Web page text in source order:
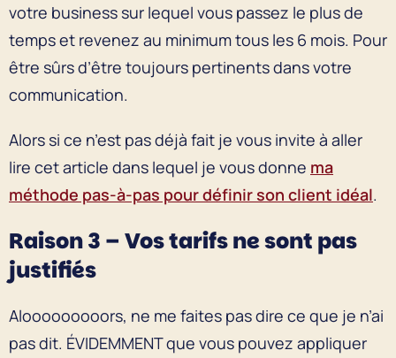
votre business sur lequel vous passez le plus de
temps et revenez au minimum tous les 6 mois. Pour
être sûrs d’être toujours pertinents dans votre
communication.
Alors si ce n’est pas déjà fait je vous invite à aller
lire cet article dans lequel je vous donne ma
méthode pas-à-pas pour définir son client idéal.
Raison 3 – Vos tarifs ne sont pas
justifiés
Alooooooooors, ne me faites pas dire ce que je n’ai
pas dit. ÉVIDEMMENT que vous pouvez appliquer